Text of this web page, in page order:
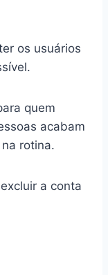
os usuários
quem
acabam
rotina.
a conta